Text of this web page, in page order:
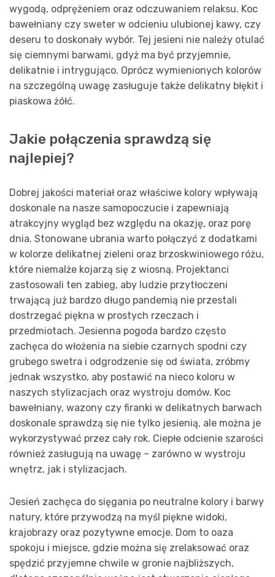
wygodą, odprężeniem oraz odczuwaniem relaksu. Koc
bawełniany czy sweter w odcieniu ulubionej kawy, czy
deseru to doskonały wybór. Tej jesieni nie należy otulać
się ciemnymi barwami, gdyż ma być przyjemnie,
delikatnie i intrygująco. Oprócz wymienionych kolorów
na szczególną uwagę zasługuje także delikatny błękit i
piaskowa żółć.
Jakie połączenia sprawdzą się
najlepiej?
Dobrej jakości materiał oraz właściwe kolory wpływają
doskonale na nasze samopoczucie i zapewniają
atrakcyjny wygląd bez względu na okazję, oraz porę
dnia. Stonowane ubrania warto połączyć z dodatkami
w kolorze delikatnej zieleni oraz brzoskwiniowego różu,
które niemalże kojarzą się z wiosną. Projektanci
zastosowali ten zabieg, aby ludzie przytłoczeni
trwającą już bardzo długo pandemią nie przestali
dostrzegać piękna w prostych rzeczach i
przedmiotach. Jesienna pogoda bardzo często
zachęca do włożenia na siebie czarnych spodni czy
grubego swetra i odgrodzenie się od świata, zróbmy
jednak wszystko, aby postawić na nieco koloru w
naszych stylizacjach oraz wystroju domów. Koc
bawełniany, wazony czy firanki w delikatnych barwach
doskonale sprawdzą się nie tylko jesienią, ale można je
wykorzystywać przez cały rok. Ciepłe odcienie szarości
również zasługują na uwagę – zarówno w wystroju
wnętrz, jak i stylizacjach.
Jesień zachęca do sięgania po neutralne kolory i barwy
natury, które przywodzą na myśl piękne widoki,
krajobrazy oraz pozytywne emocje. Dom to oaza
spokoju i miejsce, gdzie można się zrelaksować oraz
spędzić przyjemne chwile w gronie najbliższych,